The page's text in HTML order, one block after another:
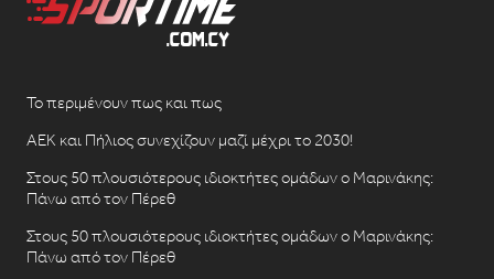
Το περιμένουν πως και πως
ΑΕΚ και Πήλιος συνεχίζουν μαζί μέχρι το 2030!
Στους 50 πλουσιότερους ιδιοκτήτες ομάδων ο Μαρινάκης:
Πάνω από τον Πέρεθ
Στους 50 πλουσιότερους ιδιοκτήτες ομάδων ο Μαρινάκης:
Πάνω από τον Πέρεθ